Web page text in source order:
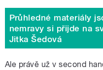
Průhledné materiály
nemravy si přijde na
Jitka Šedová
Ale právě už v second